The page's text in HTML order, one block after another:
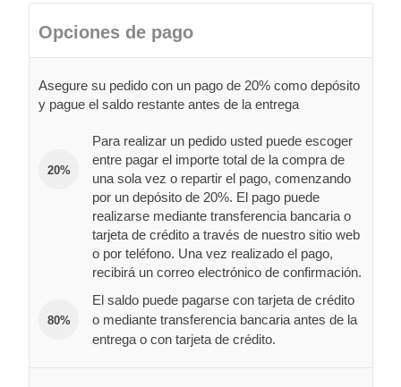
Opciones de pago
Asegure su pedido con un pago de 20% como depósito
y pague el saldo restante antes de la entrega
20%
Para realizar un pedido usted puede escoger
entre pagar el importe total de la compra de
una sola vez o repartir el pago, comenzando
por un depósito de 20%. El pago puede
realizarse mediante transferencia bancaria o
tarjeta de crédito a través de nuestro sitio web
o por teléfono. Una vez realizado el pago,
recibirá un correo electrónico de confirmación.
80%
El saldo puede pagarse con tarjeta de crédito
o mediante transferencia bancaria antes de la
entrega o con tarjeta de crédito.